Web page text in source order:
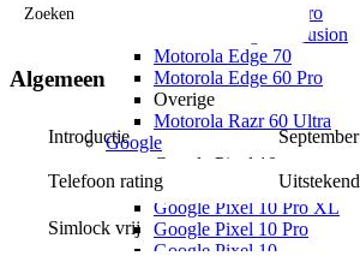
Motorola Edge 70 Pro
Motorola Edge 70 Fusion
Motorola Edge 70
Motorola Edge 60 Pro
Overige
Motorola Razr 60 Ultra
Google
Google Pixel 10
Google Pixel 10a
Google Pixel 10 Pro XL
Google Pixel 10 Pro
Google Pixel 10
Zoeken
Algemeen
Introductie
Telefoon rating Uitstekend
Simlock vrij